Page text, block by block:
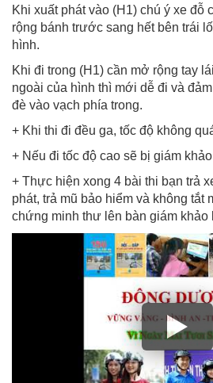
Khi xuất phát vào (H1) chú ý xe đỗ
rộng bánh trước sang hết bên trái
hình.
Khi đi trong (H1) cần mở rộng tay
ngoài của hình thì mới dễ đi và
đè vào vạch phía trong.
+ Khi thi đi đều ga, tốc độ không
+ Nếu đi tốc độ cao sẽ bị giám
+ Thực hiện xong 4 bài thi bạn trả
phát, trả mũ bảo hiểm và không tắt
chứng minh thư lên bàn giám khảo